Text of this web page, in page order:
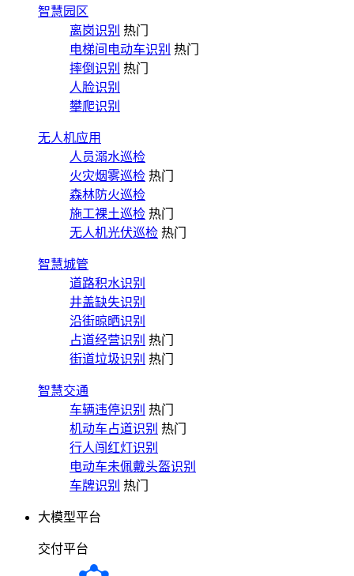
智慧园区
离岗识别 热门
电梯间电动车识别 热门
摔倒识别 热门
人脸识别
攀爬识别
无人机应用
人员溺水巡检
火灾烟雾巡检 热门
森林防火巡检
施工裸土巡检 热门
无人机光伏巡检 热门
智慧城管
道路积水识别
井盖缺失识别
沿街晾晒识别
占道经营识别 热门
街道垃圾识别 热门
智慧交通
车辆违停识别 热门
机动车占道识别 热门
行人闯红灯识别
电动车未佩戴头盔识别
车牌识别 热门
大模型平台
交付平台